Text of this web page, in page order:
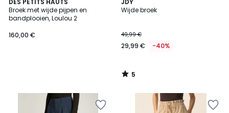
DES PETITS HAUTS
Broek met wijde pijpen en
bandplooien, Loulou 2
160,00 €
JDY
Wijde broek
49,99 €
29,99 € -40%
/
5
/